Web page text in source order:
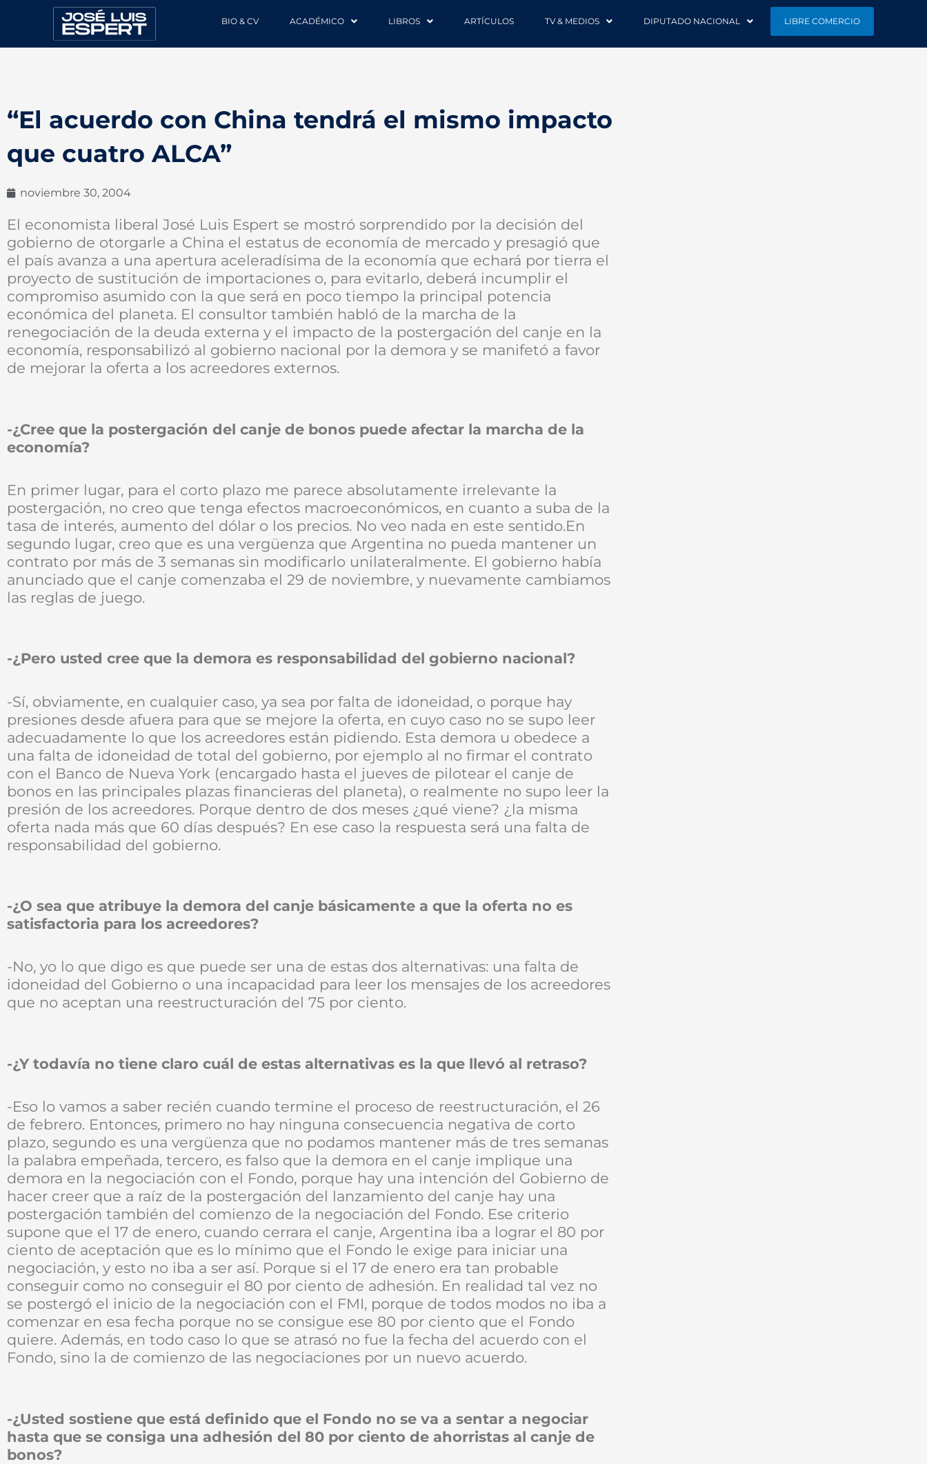
contenido
BIO & CV ACADÉMICO LIBROS ARTÍCULOS TV & MEDIOS DIPUTADO NACIONAL LIBRE COMERCIO
“El acuerdo con China tendrá el mismo impacto
que cuatro ALCA”
noviembre 30, 2004
El economista liberal José Luis Espert se mostró sorprendido por la decisión del
gobierno de otorgarle a China el estatus de economía de mercado y presagió que
el país avanza a una apertura aceleradísima de la economía que echará por tierra el
proyecto de sustitución de importaciones o, para evitarlo, deberá incumplir el
compromiso asumido con la que será en poco tiempo la principal potencia
económica del planeta. El consultor también habló de la marcha de la
renegociación de la deuda externa y el impacto de la postergación del canje en la
economía, responsabilizó al gobierno nacional por la demora y se manifetó a favor
de mejorar la oferta a los acreedores externos.
-¿Cree que la postergación del canje de bonos puede afectar la marcha de la
economía?
En primer lugar, para el corto plazo me parece absolutamente irrelevante la
postergación, no creo que tenga efectos macroeconómicos, en cuanto a suba de la
tasa de interés, aumento del dólar o los precios. No veo nada en este sentido.En
segundo lugar, creo que es una vergüenza que Argentina no pueda mantener un
contrato por más de 3 semanas sin modificarlo unilateralmente. El gobierno había
anunciado que el canje comenzaba el 29 de noviembre, y nuevamente cambiamos
las reglas de juego.
-¿Pero usted cree que la demora es responsabilidad del gobierno nacional?
-Sí, obviamente, en cualquier caso, ya sea por falta de idoneidad, o porque hay
presiones desde afuera para que se mejore la oferta, en cuyo caso no se supo leer
adecuadamente lo que los acreedores están pidiendo. Esta demora u obedece a
una falta de idoneidad de total del gobierno, por ejemplo al no firmar el contrato
con el Banco de Nueva York (encargado hasta el jueves de pilotear el canje de
bonos en las principales plazas financieras del planeta), o realmente no supo leer la
presión de los acreedores. Porque dentro de dos meses ¿qué viene? ¿la misma
oferta nada más que 60 días después? En ese caso la respuesta será una falta de
responsabilidad del gobierno.
-¿O sea que atribuye la demora del canje básicamente a que la oferta no es
satisfactoria para los acreedores?
-No, yo lo que digo es que puede ser una de estas dos alternativas: una falta de
idoneidad del Gobierno o una incapacidad para leer los mensajes de los acreedores
que no aceptan una reestructuración del 75 por ciento.
-¿Y todavía no tiene claro cuál de estas alternativas es la que llevó al retraso?
-Eso lo vamos a saber recién cuando termine el proceso de reestructuración, el 26
de febrero. Entonces, primero no hay ninguna consecuencia negativa de corto
plazo, segundo es una vergüenza que no podamos mantener más de tres semanas
la palabra empeñada, tercero, es falso que la demora en el canje implique una
demora en la negociación con el Fondo, porque hay una intención del Gobierno de
hacer creer que a raíz de la postergación del lanzamiento del canje hay una
postergación también del comienzo de la negociación del Fondo. Ese criterio
supone que el 17 de enero, cuando cerrara el canje, Argentina iba a lograr el 80 por
ciento de aceptación que es lo mínimo que el Fondo le exige para iniciar una
negociación, y esto no iba a ser así. Porque si el 17 de enero era tan probable
conseguir como no conseguir el 80 por ciento de adhesión. En realidad tal vez no
se postergó el inicio de la negociación con el FMI, porque de todos modos no iba a
comenzar en esa fecha porque no se consigue ese 80 por ciento que el Fondo
quiere. Además, en todo caso lo que se atrasó no fue la fecha del acuerdo con el
Fondo, sino la de comienzo de las negociaciones por un nuevo acuerdo.
-¿Usted sostiene que está definido que el Fondo no se va a sentar a negociar
hasta que se consiga una adhesión del 80 por ciento de ahorristas al canje de
bonos?